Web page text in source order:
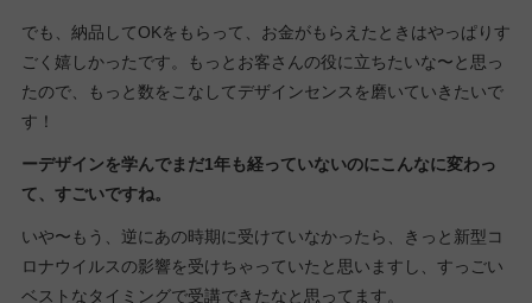
でも、納品してOKをもらって、お金がもらえたときはやっぱりす
ごく嬉しかったです。もっとお客さんの役に立ちたいな〜と思っ
たので、もっと数をこなしてデザインセンスを磨いていきたいで
す！
ーデザインを学んでまだ1年も経っていないのにこんなに変わっ
て、すごいですね。
いや〜もう、逆にあの時期に受けていなかったら、きっと新型コ
ロナウイルスの影響を受けちゃっていたと思いますし、すっごい
ベストなタイミングで受講できたなと思ってます。